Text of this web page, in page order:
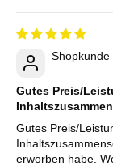
Shopkunde
Gutes Preis/
Gutes Preis/
erworben habe.